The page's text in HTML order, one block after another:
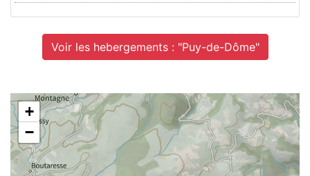
Voir les hebergements : "Puy-de-Dôme"
+
−